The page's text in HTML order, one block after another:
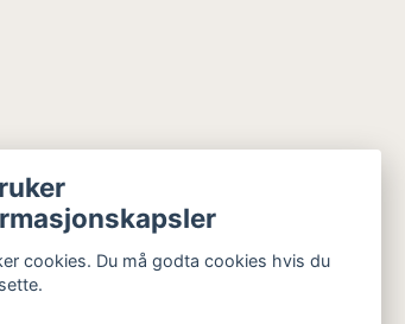
cookies. Du må godta cookies hvis du